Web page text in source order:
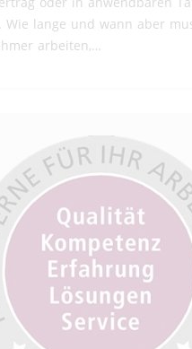
Wie lange und wann aber
arbeiten,…